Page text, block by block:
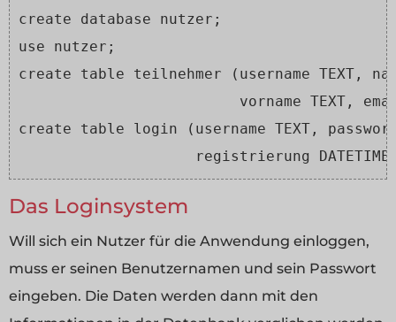
create database nutzer;
use nutzer;
create table teilnehmer (username TEXT,
vorname TEXT, email
create table login (username TEXT,
registrierung
Das Loginsystem
Will sich ein Nutzer für die Anwendung einloggen,
muss er seinen Benutzernamen und sein Passwort
eingeben. Die Daten werden dann mit den